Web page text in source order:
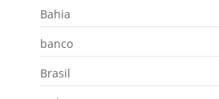
Bahia
banco
Brasil